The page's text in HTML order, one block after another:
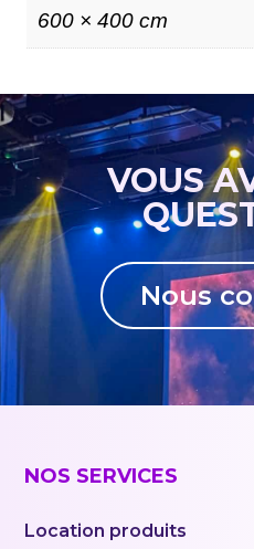
600 × 400 cm
VOUS
Nous
NOS SERVICES
Location produits